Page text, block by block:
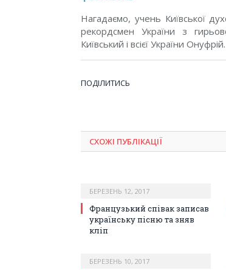
Нагадаємо, учень Київської
рекордсмен України з
Київський і всієї України Онуфрій.
ПОДІЛИТИСЬ
СХОЖІ ПУБЛІКАЦІЇ
БЕРЕЗЕНЬ 12, 2017
Французький співак записав
українську пісню та зняв
кліп
БЕРЕЗЕНЬ 10, 2017